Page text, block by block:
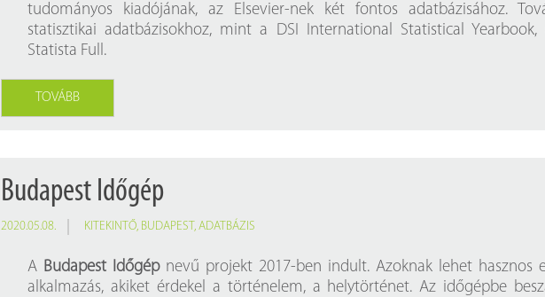
tudományos kiadójának, az Elsevier-nek két fontos adatbázisához.
statisztikai adatbázisokhoz, mint a DSI International Statistical Yearbook,
Statista Full.
TOVÁBB
Budapest Időgép
2020.05.08. KITEKINTŐ, BUDAPEST,ADATBÁZIS
A Budapest Időgépnevű projekt 2017-ben indult. Azoknak lehet hasznos
alkalmazás, akiket érdekel a történelem, a helytörténet. Az időgépbe